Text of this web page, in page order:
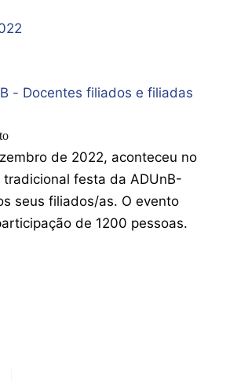
- Docentes filiados e filiadas
de 2022, aconteceu no
festa da ADUnB-
seus filiados/as. O evento
de 1200 pessoas.